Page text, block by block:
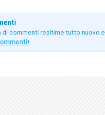
di commenti realtime tutto nuovo
!